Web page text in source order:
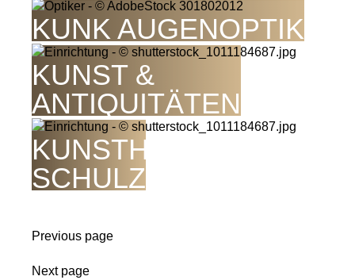
KUNK AUGENOPTIK
KUNST &
ANTIQUITÄTEN
KUNSTHANDEL J.
SCHULZ
Previous page
Next page